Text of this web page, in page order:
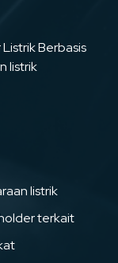
Berbasis
listrik
listrik
terkait